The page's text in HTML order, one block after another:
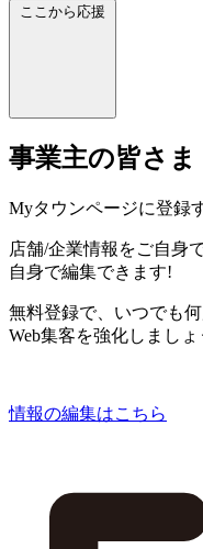
ここから応援
事業主の皆さま
Myタウンページに登録
店舗/企業情報をご自身
自身で編集できます!
無料登録で、いつでも
Web集客を強化しましょ
情報の編集はこちら